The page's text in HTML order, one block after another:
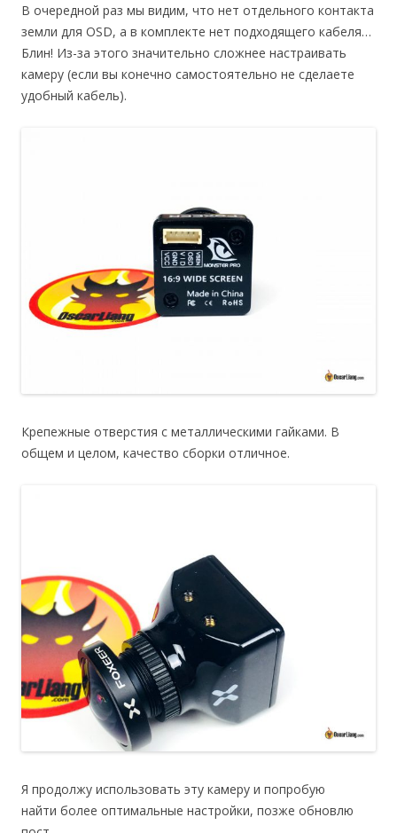
В очередной раз мы видим, что нет отдельного контакта
земли для OSD, а в комплекте нет подходящего кабеля…
Блин! Из-за этого значительно сложнее настраивать
камеру (если вы конечно самостоятельно не сделаете
удобный кабель).
Крепежные отверстия с металлическими гайками. В
общем и целом, качество сборки отличное.
Я продолжу использовать эту камеру и попробую
найти более оптимальные настройки, позже обновлю